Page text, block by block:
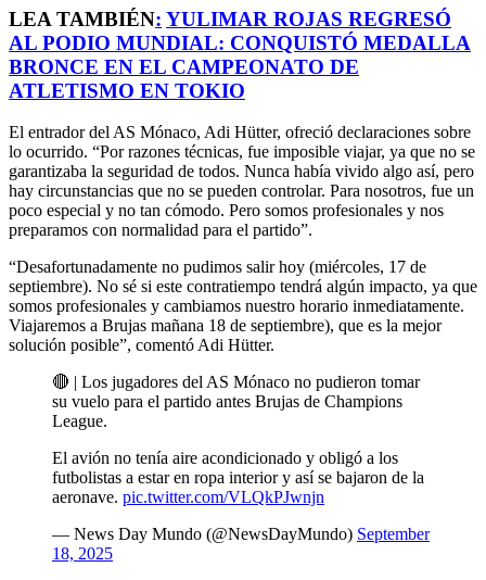
LEA TAMBIÉN: YULIMAR ROJAS REGRESÓ
AL PODIO MUNDIAL: CONQUISTÓ MEDALLA
BRONCE EN EL CAMPEONATO DE
ATLETISMO EN TOKIO
El entrador del AS Mónaco, Adi Hütter, ofreció declaraciones sobre
lo ocurrido. “Por razones técnicas, fue imposible viajar, ya que no se
garantizaba la seguridad de todos. Nunca había vivido algo así, pero
hay circunstancias que no se pueden controlar. Para nosotros, fue un
poco especial y no tan cómodo. Pero somos profesionales y nos
preparamos con normalidad para el partido”.
“Desafortunadamente no pudimos salir hoy (miércoles, 17 de
septiembre). No sé si este contratiempo tendrá algún impacto, ya que
somos profesionales y cambiamos nuestro horario inmediatamente.
Viajaremos a Brujas mañana 18 de septiembre), que es la mejor
solución posible”, comentó Adi Hütter.
🔴 | Los jugadores del AS Mónaco no pudieron tomar
su vuelo para el partido antes Brujas de Champions
League.
El avión no tenía aire acondicionado y obligó a los
futbolistas a estar en ropa interior y así se bajaron de la
aeronave. pic.twitter.com/VLQkPJwnjn
— News Day Mundo (@NewsDayMundo) September
18, 2025